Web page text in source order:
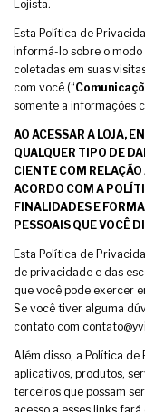
Lojista.
Esta Política de
informá-lo sobre o
coletadas em suas
com você (“
somente a informações
AO ACESSAR A LOJA,
QUALQUER TIPO DE
CIENTE COM
ACORDO COM A
FINALIDADES E
PESSOAIS QUE VOCÊ
Esta Política de
de privacidade e das
que você pode exercer
Se você tiver alguma
contato com
Além disso, a Política
aplicativos, produtos,
terceiros que possam